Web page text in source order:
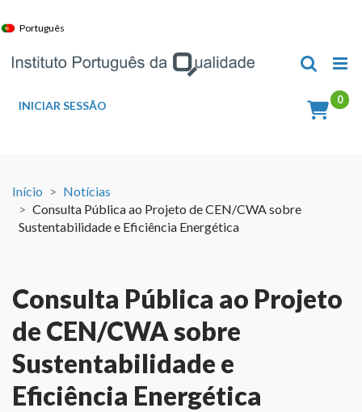
to
Português
INICIAR SESSÃO
Início
Notícias
Consulta Pública ao Projeto de CEN/CWA sobre
Sustentabilidade e Eficiência Energética
Consulta Pública ao Projeto
de CEN/CWA sobre
Sustentabilidade e
Eficiência Energética